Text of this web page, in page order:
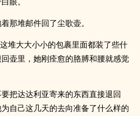
那堆邮件回了尘歌壶。
堆大大小小的包裹里面都装了些什
壶里，她刚痊愈的胳膊和腰就感觉
把达达利亚寄来的东西直接退回
自己这几天的去向准备了什么样的